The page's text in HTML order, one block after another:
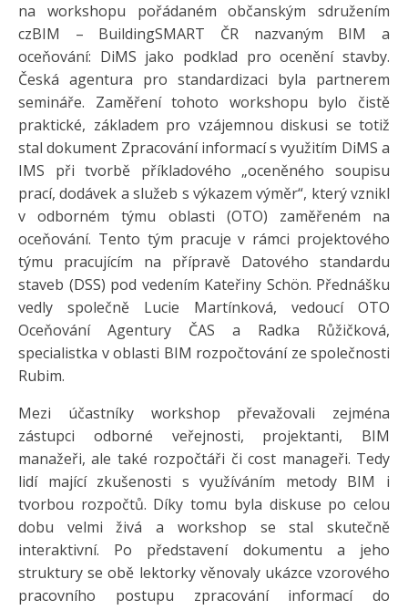
na workshopu pořádaném občanským sdružením
czBIM – BuildingSMART ČR nazvaným BIM a
oceňování: DiMS jako podklad pro ocenění stavby.
Česká agentura pro standardizaci byla partnerem
semináře. Zaměření tohoto workshopu bylo čistě
praktické, základem pro vzájemnou diskusi se totiž
stal dokument Zpracování informací s využitím DiMS a
IMS při tvorbě příkladového „oceněného soupisu
prací, dodávek a služeb s výkazem výměr“, který vznikl
v odborném týmu oblasti (OTO) zaměřeném na
oceňování. Tento tým pracuje v rámci projektového
týmu pracujícím na přípravě Datového standardu
staveb (DSS) pod vedením Kateřiny Schön. Přednášku
vedly společně Lucie Martínková, vedoucí OTO
Oceňování Agentury ČAS a Radka Růžičková,
specialistka v oblasti BIM rozpočtování ze společnosti
Rubim.
Mezi účastníky workshop převažovali zejména
zástupci odborné veřejnosti, projektanti, BIM
manažeři, ale také rozpočtáři či cost manageři. Tedy
lidí mající zkušenosti s využíváním metody BIM i
tvorbou rozpočtů. Díky tomu byla diskuse po celou
dobu velmi živá a workshop se stal skutečně
interaktivní. Po představení dokumentu a jeho
struktury se obě lektorky věnovaly ukázce vzorového
pracovního postupu zpracování informací do